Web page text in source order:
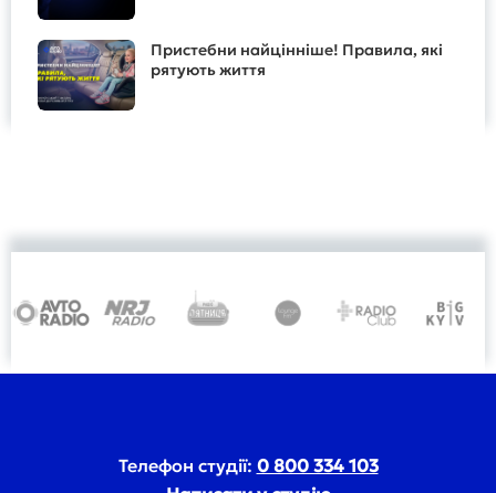
Пристебни найцінніше! Правила, які
рятують життя
Телефон студії: 0 800 334 103